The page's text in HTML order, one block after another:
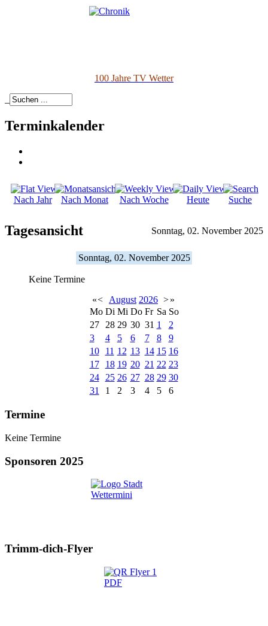
100 Jahre TV Wetter
Terminkalender
Nach Jahr Nach Monat Nach Woche Heute Suche
Tagesansicht Sonntag, 02. November 2025
Sonntag, 02. November 2025
Keine Termine
«< August 2026 >»
Mo Di Mi Do Fr Sa So
27
28 29 30 31 1
2
3
4 5 6 7 8
9
10
11 12 13 14 15 16
17
18 19 20 21 22 23
24
25 26 27 28 29 30
31
1 2 3 4 5 6
Termine
Keine Termine
Sponsoren 2025
Trimm-dich-Flyer